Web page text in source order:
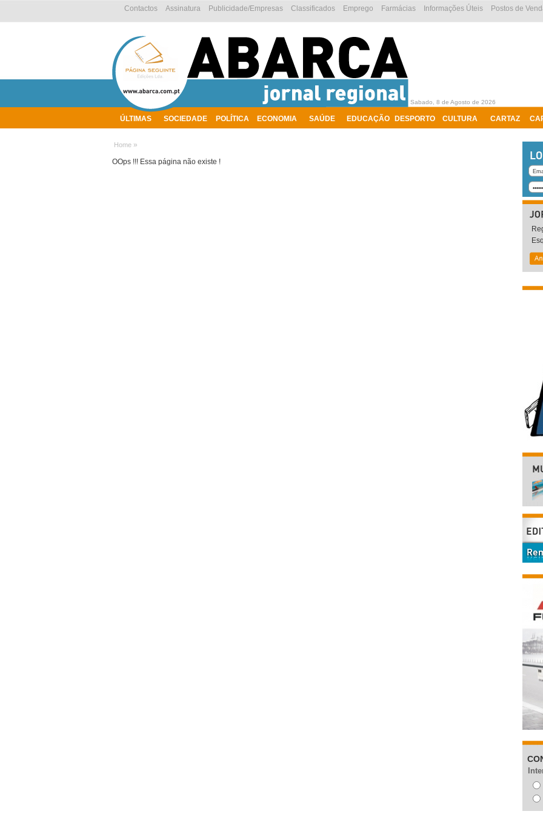
ÚLTIMAS SOCIEDADE POLÍTICA ECONOMIA SAÚDE EDUCAÇÃO DESPORTO CULTURA CARTAZ
Postos de
Informações Úteis
Farmácias
Emprego
Classificados
Publicidade/Empresas
Assinatura
Contactos
Sabado, 8 de Agosto de 2026
Home »
OOps !!! Essa página não existe !